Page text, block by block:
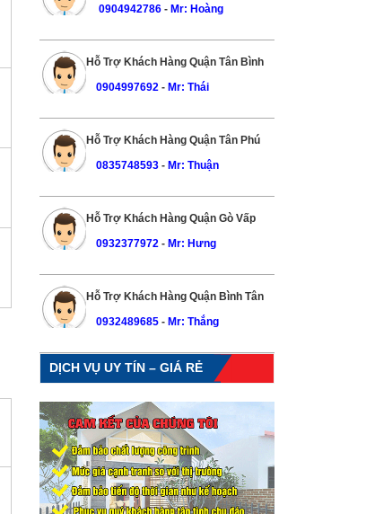
0904942786 - Mr: Hoàng
Hỗ Trợ Khách Hàng Quận Tân Bình
0904997692 - Mr: Thái
Hỗ Trợ Khách Hàng Quận Tân Phú
0835748593 - Mr: Thuận
Hỗ Trợ Khách Hàng Quận Gò Vấp
0932377972 - Mr: Hưng
Hỗ Trợ Khách Hàng Quận Bình Tân
0932489685 - Mr: Thắng
DỊCH VỤ UY TÍN – GIÁ RẺ